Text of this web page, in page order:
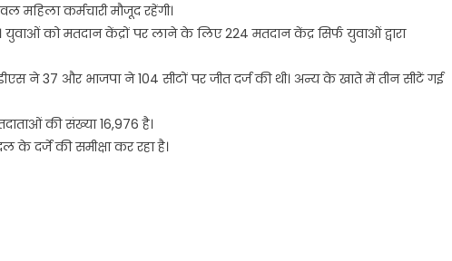
महिला कर्मचारी मौजूद रहेंगी।
को मतदान केंद्रों पर लाने के लिए 224 मतदान केंद्र सिर्फ युवाओं द्वारा
ने 37 और भाजपा ने 104 सीटों पर जीत दर्ज की थी। अन्य के खाते में तीन सीटें गई
की संख्या 16,976 है।
के दर्जे की समीक्षा कर रहा है।